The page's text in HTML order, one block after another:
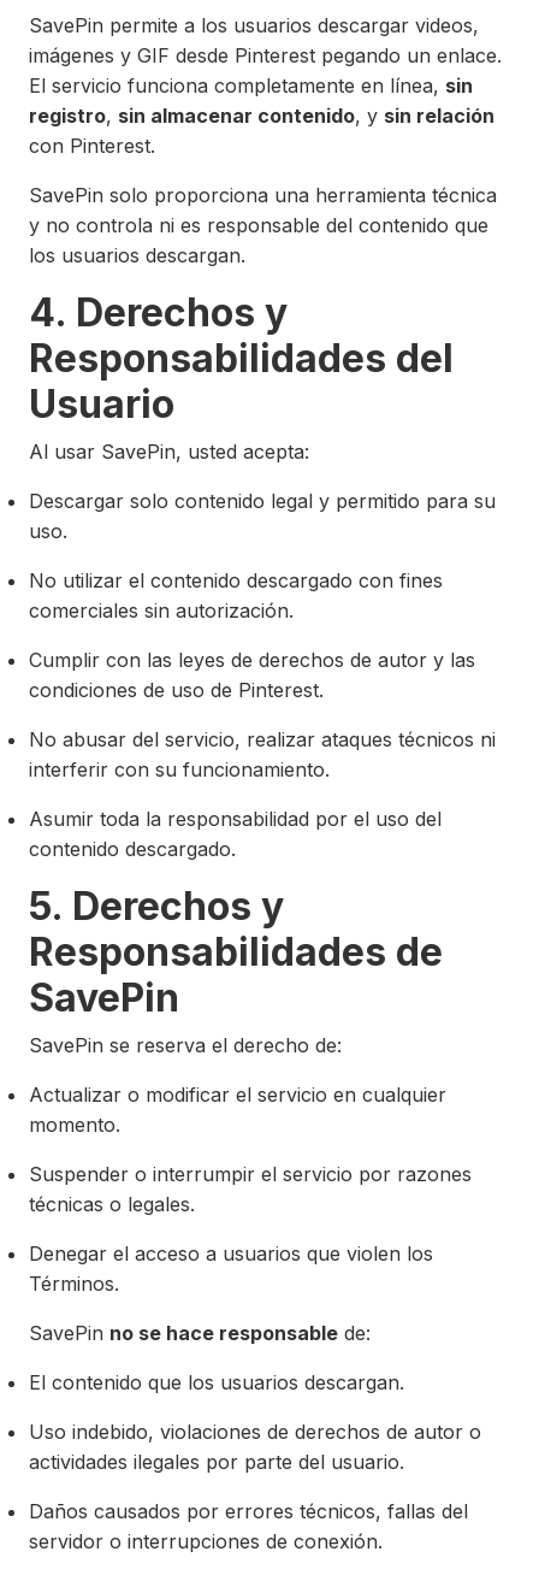
SavePin permite a los usuarios descargar videos,
imágenes y GIF desde Pinterest pegando un enlace.
El servicio funciona completamente en línea, sin
registro, sin almacenar contenido, y sin relación
con Pinterest.
SavePin solo proporciona una herramienta técnica
y no controla ni es responsable del contenido que
los usuarios descargan.
4. Derechos y
Responsabilidades del
Usuario
Al usar SavePin, usted acepta:
Descargar solo contenido legal y permitido para su
uso.
No utilizar el contenido descargado con fines
comerciales sin autorización.
Cumplir con las leyes de derechos de autor y las
condiciones de uso de Pinterest.
No abusar del servicio, realizar ataques técnicos ni
interferir con su funcionamiento.
Asumir toda la responsabilidad por el uso del
contenido descargado.
5. Derechos y
Responsabilidades de
SavePin
SavePin se reserva el derecho de:
Actualizar o modificar el servicio en cualquier
momento.
Suspender o interrumpir el servicio por razones
técnicas o legales.
Denegar el acceso a usuarios que violen los
Términos.
SavePin no se hace responsablede:
El contenido que los usuarios descargan.
Uso indebido, violaciones de derechos de autor o
actividades ilegales por parte del usuario.
Daños causados por errores técnicos, fallas del
servidor o interrupciones de conexión.